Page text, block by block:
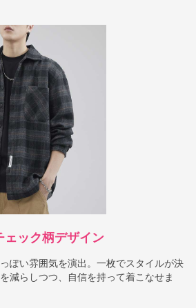
ェック柄デザイン
ぽい雰囲気を演出。一枚でスタイルが決
減らしつつ、自信を持って着こなせま